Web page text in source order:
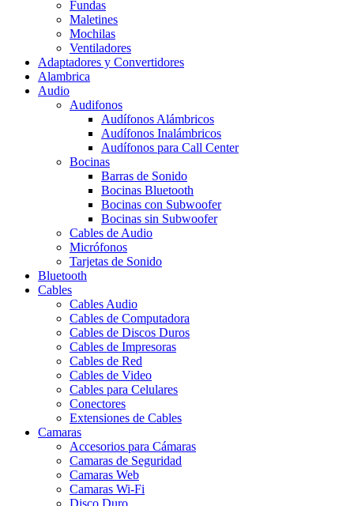
Fundas
Maletines
Mochilas
Ventiladores
Adaptadores y Convertidores
Alambrica
Audio
Audifonos
Audífonos Alámbricos
Audífonos Inalámbricos
Audífonos para Call Center
Bocinas
Barras de Sonido
Bocinas Bluetooth
Bocinas con Subwoofer
Bocinas sin Subwoofer
Cables de Audio
Micrófonos
Tarjetas de Sonido
Bluetooth
Cables
Cables Audio
Cables de Computadora
Cables de Discos Duros
Cables de Impresoras
Cables de Red
Cables de Video
Cables para Celulares
Conectores
Extensiones de Cables
Camaras
Accesorios para Cámaras
Camaras de Seguridad
Camaras Web
Camaras Wi-Fi
Disco Duro